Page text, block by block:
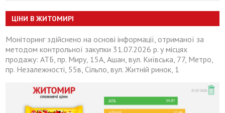
ЦІНИ В ЖИТОМИРІ
Моніторинг здійснено на основі інформації, отриманої за
методом контрольної закупки 31.07.2026 р. у місцях
продажу: АТБ, пр. Миру, 15А, Ашан, вул. Київська, 77, Метро,
пр. Незалежності, 55в, Сільпо, вул. Житній ринок, 1